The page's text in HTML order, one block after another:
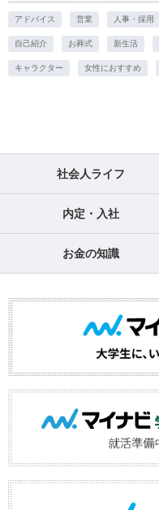
アドバイス 営業 人事・採用
自己紹介 お葬式 新生活
キャラクター 女性におすすめ
社会人ライフ
内定・入社
お金の知識